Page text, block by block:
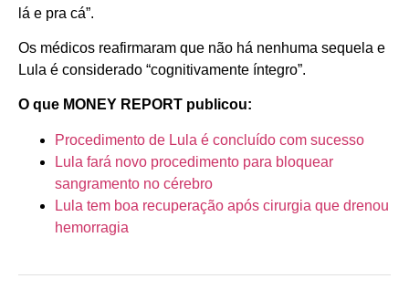
lá e pra cá”.
Os médicos reafirmaram que não há nenhuma sequela e
Lula é considerado “cognitivamente íntegro”.
O que MONEY REPORT publicou:
Procedimento de Lula é concluído com sucesso
Lula fará novo procedimento para bloquear
sangramento no cérebro
Lula tem boa recuperação após cirurgia que drenou
hemorragia